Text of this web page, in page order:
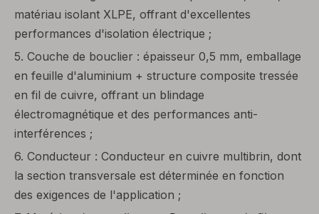
matériau isolant XLPE, offrant d'excellentes
performances d'isolation électrique ;
5. Couche de bouclier : épaisseur 0,5 mm, emballage
en feuille d'aluminium + structure composite tressée
en fil de cuivre, offrant un blindage
électromagnétique et des performances anti-
interférences ;
6. Conducteur : Conducteur en cuivre multibrin, dont
la section transversale est déterminée en fonction
des exigences de l'application ;